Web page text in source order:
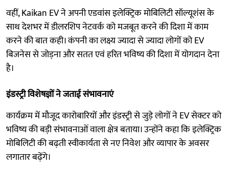
वहीं, Kaikan EV ने अपनी एडवांस इलेक्ट्रिक मोबिलिटी सॉल्यूशंस के
साथ देशभर में डीलरशिप नेटवर्क को मजबूत करने की दिशा में काम
करने की बात कही। कंपनी का लक्ष्य ज्यादा से ज्यादा लोगों को EV
बिजनेस से जोड़ना और सतत एवं हरित भविष्य की दिशा में योगदान देना
है।
इंडस्ट्री विशेषज्ञों ने जताई संभावनाएं
कार्यक्रम में मौजूद कारोबारियों और इंडस्ट्री से जुड़े लोगों ने EV सेक्टर को
भविष्य की बड़ी संभावनाओं वाला क्षेत्र बताया। उन्होंने कहा कि इलेक्ट्रिक
मोबिलिटी की बढ़ती स्वीकार्यता से नए निवेश और व्यापार के अवसर
लगातार बढ़ेंगे।